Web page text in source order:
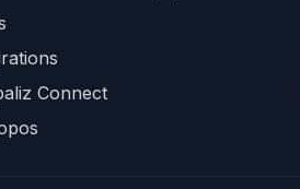
Connect